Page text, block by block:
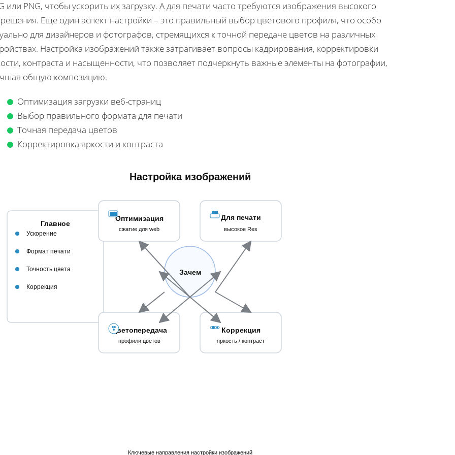
или PNG, чтобы ускорить их загрузку. А для печати часто требуются изображения высокого
Еще один аспект настройки – это правильный выбор цветового профиля, что особо
для дизайнеров и фотографов, стремящихся к точной передаче цветов на различных
Настройка изображений также затрагивает вопросы кадрирования, корректировки
контраста и насыщенности, что позволяет подчеркнуть важные элементы на фотографии,
общую композицию.
Оптимизация загрузки веб-страниц
Выбор правильного формата для печати
Точная передача цветов
Корректировка яркости и контраста
Настройка изображений
Главное
Ускорение
Формат печати
Точность цвета
Коррекция
Зачем
Оптимизация
сжатие для web
Для печати
высокое Res
Цветопередача
профили цветов
Коррекция
яркость / контраст
Ключевые направления настройки изображений